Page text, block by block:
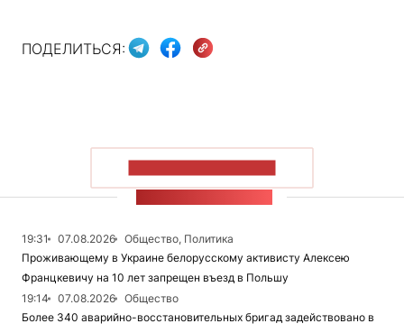
ПОДЕЛИТЬСЯ:
19:31 07.08.2026
Общество, Политика
Проживающему в Украине белорусскому активисту Алексею
Францкевичу на 10 лет запрещен въезд в Польшу
19:14
07.08.2026
Общество
Более 340 аварийно-восстановительных бригад задействовано в